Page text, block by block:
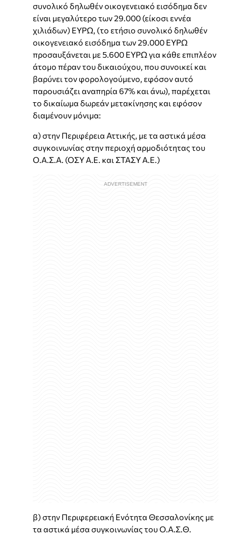
συνολικό δηλωθέν οικογενειακό εισόδημα δεν
είναι μεγαλύτερο των 29.000 (είκοσι εννέα
χιλιάδων) ΕΥΡΩ, (το ετήσιο συνολικό δηλωθέν
οικογενειακό εισόδημα των 29.000 ΕΥΡΩ
προσαυξάνεται με 5.600 ΕΥΡΩ για κάθε επιπλέον
άτομο πέραν του δικαιούχου, που συνοικεί και
βαρύνει τον φορολογούμενο, εφόσον αυτό
παρουσιάζει αναπηρία 67% και άνω), παρέχεται
το δικαίωμα δωρεάν μετακίνησης και εφόσον
διαμένουν μόνιμα:
α) στην Περιφέρεια Αττικής, με τα αστικά μέσα
συγκοινωνίας στην περιοχή αρμοδιότητας του
Ο.Α.Σ.Α. (ΟΣΥ Α.Ε. και ΣΤΑΣΥ Α.Ε.)
β) στην Περιφερειακή Ενότητα Θεσσαλονίκης με
τα αστικά μέσα συγκοινωνίας του Ο.Α.Σ.Θ.